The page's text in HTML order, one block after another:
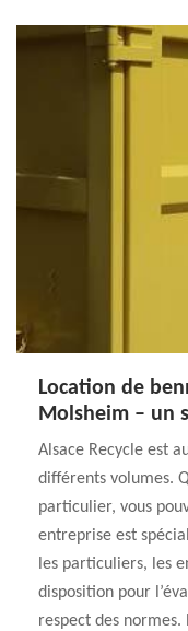
Location de
Molsheim – un
Alsace Recycle est
différents volumes.
particulier, vous
entreprise est
les particuliers, les
disposition pour
respect des